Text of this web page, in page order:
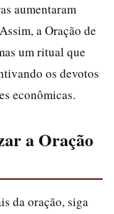
aumentaram
a Oração de
um ritual que
os devotos
econômicas.
a Oração
da oração, siga